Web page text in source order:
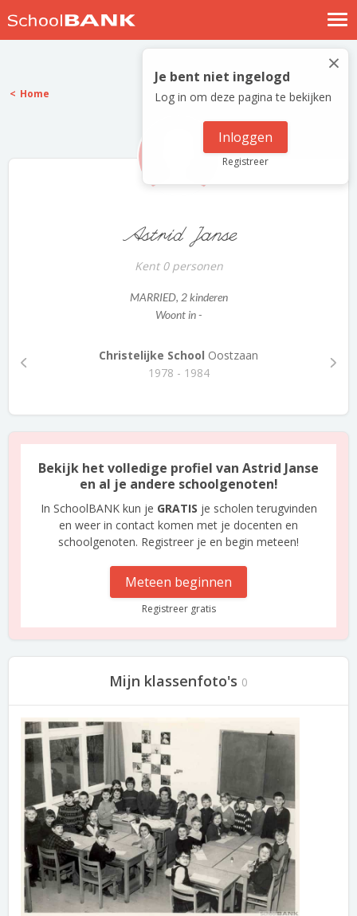
Nostalgische verhalen
Log in
Meld je gratis aan
×
Je bent niet ingelogd
Log in om deze pagina te bekijken
Inloggen
Registreer
Home
Astrid Janse
Kent 0 personen
MARRIED, 2 kinderen
Woont in -
Christelijke School Oostzaan
1978 - 1984
Bekijk het volledige profiel van Astrid Janse
en al je andere schoolgenoten!
In SchoolBANK kun je GRATIS je scholen terugvinden
en weer in contact komen met je docenten en
schoolgenoten. Registreer je en begin meteen!
Meteen beginnen
Registreer gratis
Mijn klassenfoto's 0